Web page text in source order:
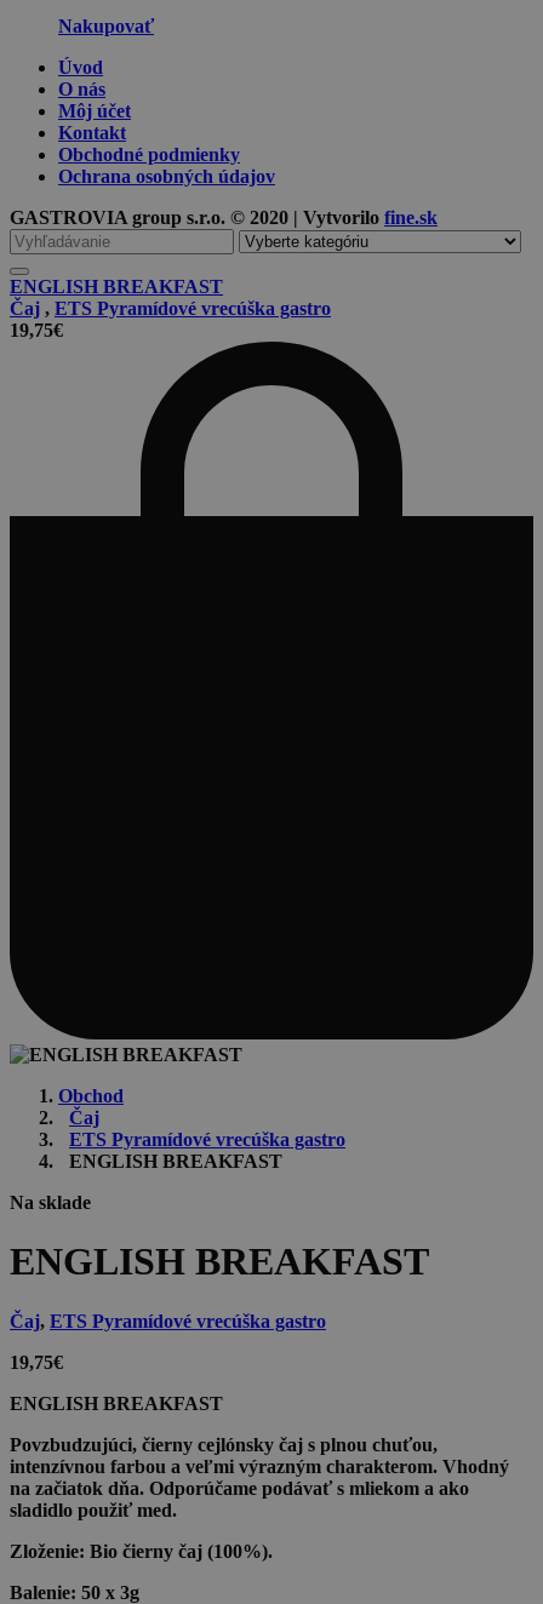
Nakupovať
Úvod
O nás
Môj účet
Kontakt
Obchodné podmienky
Ochrana osobných údajov
GASTROVIA group s.r.o. © 2020 | Vytvorilo fine.sk
Vyhľadávanie
pre
ENGLISH BREAKFAST
Čaj , ETS Pyramídové vrecúška gastro
19,75€
Obchod
Čaj
ETS Pyramídové vrecúška gastro
ENGLISH BREAKFAST
Na sklade
ENGLISH BREAKFAST
Čaj, ETS Pyramídové vrecúška gastro
19,75€
ENGLISH BREAKFAST
Povzbudzujúci, čierny cejlónsky čaj s plnou chuťou,
intenzívnou farbou a veľmi výrazným charakterom. Vhodný
na začiatok dňa. Odporúčame podávať s mliekom a ako
sladidlo použiť med.
Zloženie: Bio čierny čaj (100%).
Balenie: 50 x 3g